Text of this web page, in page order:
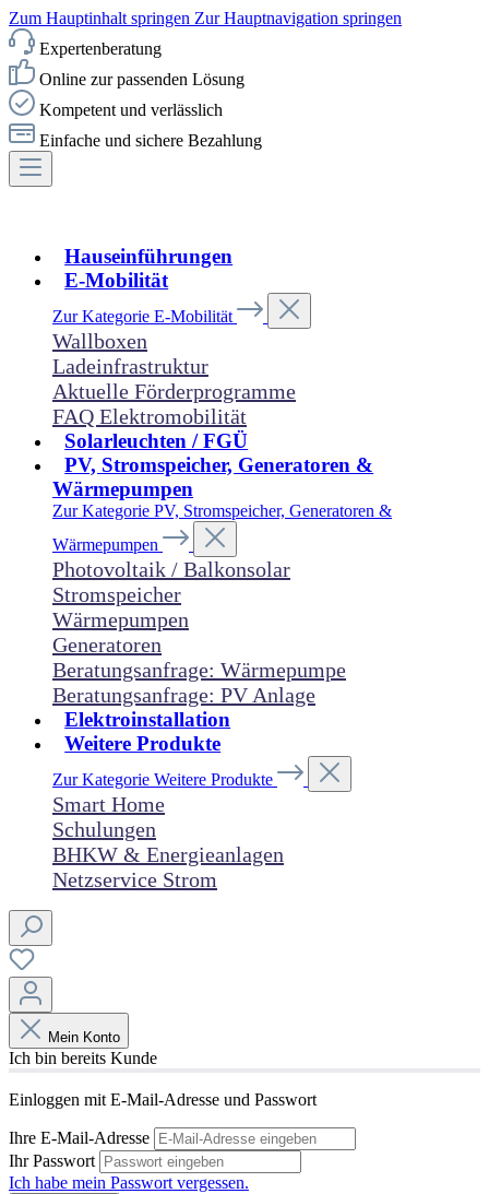
Zum Hauptinhalt springen Zur Hauptnavigation springen
Expertenberatung
Online zur passenden Lösung
Kompetent und verlässlich
Einfache und sichere Bezahlung
Hauseinführungen
E-Mobilität
Zur Kategorie E-Mobilität
Wallboxen
Ladeinfrastruktur
Aktuelle Förderprogramme
FAQ Elektromobilität
Solarleuchten / FGÜ
PV, Stromspeicher, Generatoren &
Wärmepumpen
Zur Kategorie PV, Stromspeicher, Generatoren &
Wärmepumpen
Photovoltaik / Balkonsolar
Stromspeicher
Wärmepumpen
Generatoren
Beratungsanfrage: Wärmepumpe
Beratungsanfrage: PV Anlage
Elektroinstallation
Weitere Produkte
Zur Kategorie Weitere Produkte
Smart Home
Schulungen
BHKW & Energieanlagen
Netzservice Strom
Mein Konto
Ich bin bereits Kunde
Einloggen mit E-Mail-Adresse und Passwort
Ihre E-Mail-Adresse
Ihr Passwort
Ich habe mein Passwort vergessen.